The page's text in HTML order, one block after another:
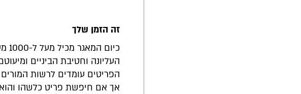
זה הזמן שלך
העליונה וחטיבת הביניים
הפריטים עומדים לרשות
אך אם חיפשת פריט כלשהו והוא